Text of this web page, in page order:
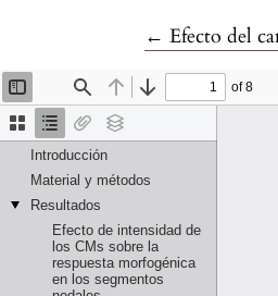
← Volver a los
Efecto del